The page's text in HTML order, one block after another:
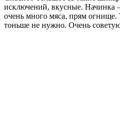
исключений, вкусные.
очень много мяса, прям
тоньше не нужно. Очень